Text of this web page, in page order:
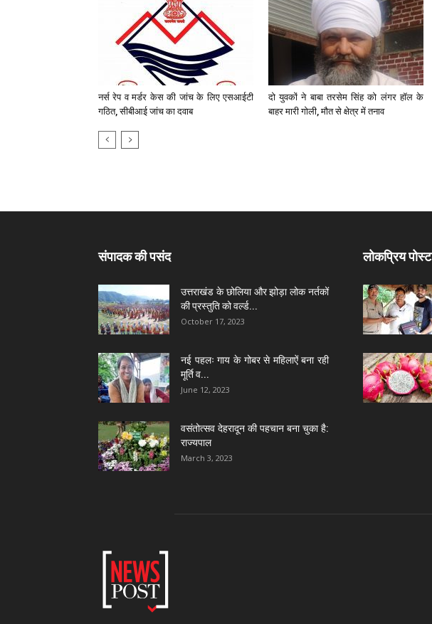
नर्स रेप व मर्डर केस की जांच के लिए एसआईटी
गठित, सीबीआई जांच का दवाब
दो युवकों ने बाबा तरसेम सिंह को लंगर हॉल के
बाहर मारी गोली, मौत से क्षेत्र में तनाव
संपादक की पसंद
उत्तराखंड के छोलिया और झोड़ा लोक नर्तकों
की प्रस्तुति को वर्ल्ड...
October 17, 2023
नई पहलः गाय के गोबर से महिलाऐं बना रही
मूर्ति व...
June 12, 2023
वसंतोत्सव देहरादून की पहचान बना चुका है:
राज्यपाल
March 3, 2023
लोकप्रिय पोस्ट